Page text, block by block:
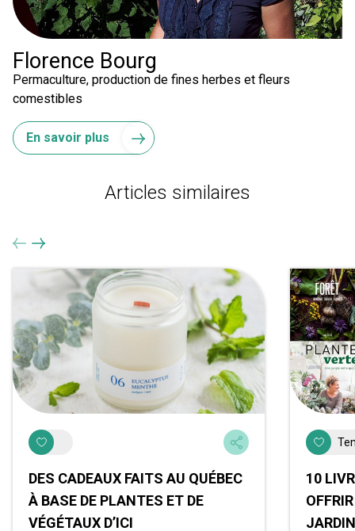
Florence Bourg
Permaculture, production de fines herbes et fleurs
comestibles
En savoir plus
Articles similaires
DES CADEAUX FAITS AU QUÉBEC
À BASE DE PLANTES ET DE
VÉGÉTAUX D’ICI
10